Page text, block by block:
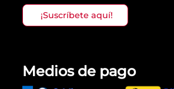
Medios de pago